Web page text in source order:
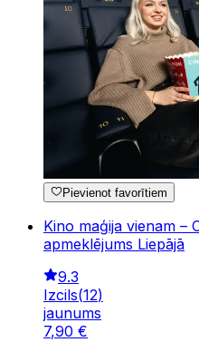
Pievienot favorītiem
Kino maģija vienam –
apmeklējums Liepājā
9.3
Izcils(12)
jaunums
7,90 €